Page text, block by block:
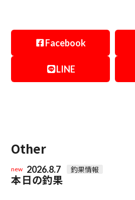
Facebook
LINE
Other
new 2026.8.7 釣果情報
本日の釣果